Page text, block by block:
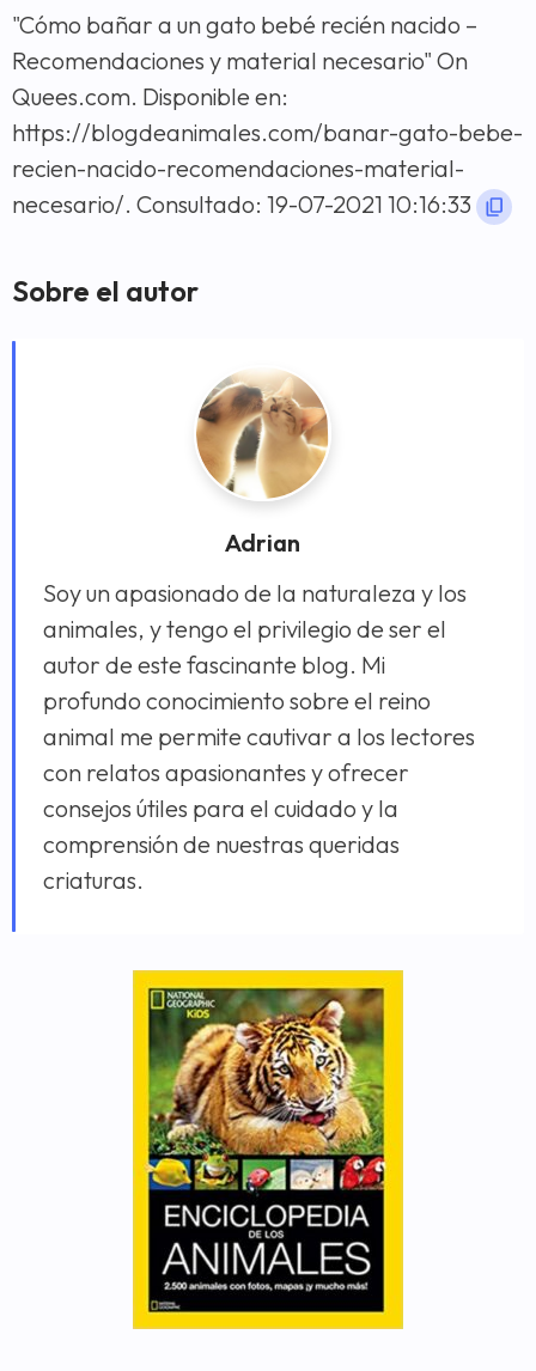
"Cómo bañar a un gato bebé recién nacido –
Recomendaciones y material necesario" On
Quees.com. Disponible en:
https://blogdeanimales.com/banar-gato-bebe-
recien-nacido-recomendaciones-material-
necesario/. Consultado: 19-07-2021 10:16:33
Sobre el autor
Adrian
Soy un apasionado de la naturaleza y los
animales, y tengo el privilegio de ser el
autor de este fascinante blog. Mi
profundo conocimiento sobre el reino
animal me permite cautivar a los lectores
con relatos apasionantes y ofrecer
consejos útiles para el cuidado y la
comprensión de nuestras queridas
criaturas.